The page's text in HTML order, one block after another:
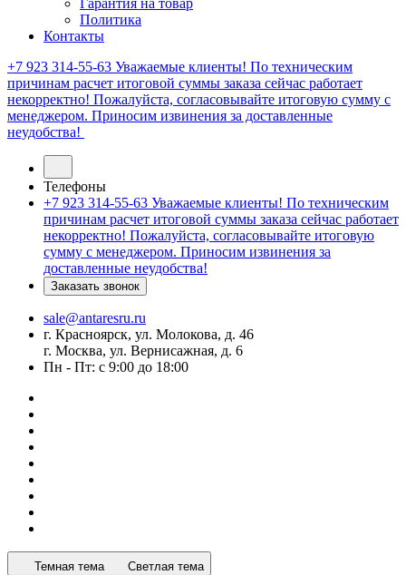
Гарантия на товар
Политика
Контакты
+7 923 314-55-63 Уважаемые клиенты! По техническим
причинам расчет итоговой суммы заказа сейчас работает
некорректно! Пожалуйста, согласовывайте итоговую сумму с
менеджером. Приносим извинения за доставленные
неудобства!
Телефоны
+7 923 314-55-63 Уважаемые клиенты! По техническим
причинам расчет итоговой суммы заказа сейчас работает
некорректно! Пожалуйста, согласовывайте итоговую
сумму с менеджером. Приносим извинения за
доставленные неудобства!
Заказать звонок
sale@antaresru.ru
г. Красноярск, ул. Молокова, д. 46
г. Москва, ул. Вернисажная, д. 6
Пн - Пт: с 9:00 до 18:00
Темная тема Светлая тема